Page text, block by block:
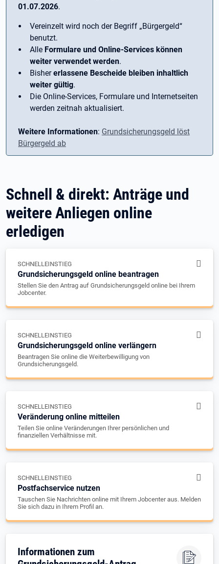
01.07.2026.
Vereinzelt wird noch der Begriff ­„Bürgergeld“
benutzt.
Alle Formulare und Online-Services können
weiter verwendet werden.
Bishererlassene Bescheide bleiben inhaltlich
weiter gültig.
Die Online-Services, Formulare und Internetseiten
werden zeitnah aktualisiert.
Weitere Informationen: Grundsicherungsgeld löst
Bürgergeld ab
Schnell & direkt: Anträge und
weitere Anliegen online
erledigen
SCHNELLEINSTIEG
Grundsicherungsgeld online beantragen
Stellen Sie den Antrag auf Grundsicherungsgeld online bei Ihrem
Jobcenter.
SCHNELLEINSTIEG
Grundsicherungsgeld online verlängern
Beantragen Sie online die Weiterbewilligung von
Grundsicherungsgeld.
SCHNELLEINSTIEG
Veränderung online mitteilen
Teilen Sie online Veränderungen Ihrer persönlichen und
finanziellen Verhältnisse mit.
SCHNELLEINSTIEG
Postfachservice nutzen
Tauschen Sie Nachrichten online mit Ihrem Jobcenter aus. Melden
Sie sich dazu in Ihrem Profil an.
Informationen zum